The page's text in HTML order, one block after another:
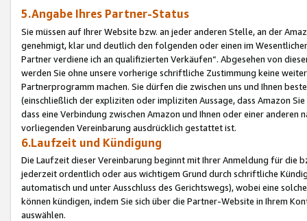
5.Angabe Ihres Partner-Status
Sie müssen auf Ihrer Website bzw. an jeder anderen Stelle, an der
genehmigt, klar und deutlich den folgenden oder einen im
Partner verdiene ich an qualifizierten Verkäufen“. Abgesehen von
werden Sie ohne unsere vorherige schriftliche Zustimmung keine
Partnerprogramm machen. Sie dürfen die zwischen uns und Ihnen
(einschließlich der expliziten oder impliziten Aussage, dass Amazon
dass eine Verbindung zwischen Amazon und Ihnen oder einer
vorliegenden Vereinbarung ausdrücklich gestattet ist.
6.Laufzeit und Kündigung
Die Laufzeit dieser Vereinbarung beginnt mit Ihrer Anmeldung für die
jederzeit ordentlich oder aus wichtigem Grund durch schriftliche
automatisch und unter Ausschluss des Gerichtswegs), wobei eine
können kündigen, indem Sie sich über die Partner-Website in Ihrem
auswählen.